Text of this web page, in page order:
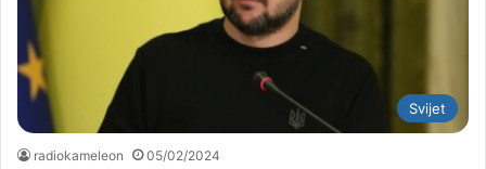
Svijet
radiokameleon 05/02/2024